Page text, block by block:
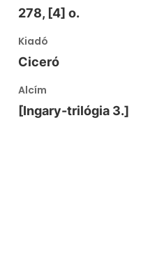
278, [4] o.
Kiadó
Ciceró
Alcím
[Ingary-trilógia 3.]